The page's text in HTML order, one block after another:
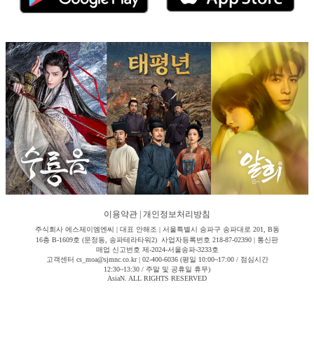
이용약관 개인정보처리방침
주식회사 에스제이엠엔씨 | 대표 안해조 | 서울특별시 송파구 송파대로 201, B동
16층 B-1609호 (문정동, 송파테라타워2) 사업자등록번호 218-87-02390 | 통신판
매업 신고번호 제-2024-서울송파-3233호
고객센터 cs_moa@sjmnc.co.kr | 02-400-6036 (평일 10:00~17:00 / 점심시간
12:30~13:30 / 주말 및 공휴일 휴무)
AsiaN. ALL RIGHTS RESERVED